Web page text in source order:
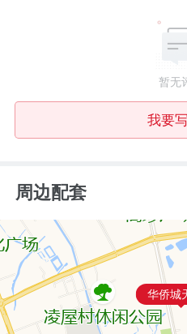
暂无
我要
周边配套
华侨城